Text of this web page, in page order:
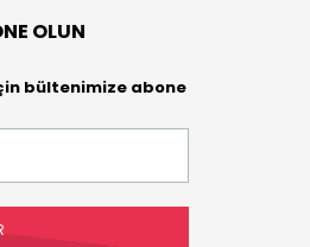
OLUN
bültenimize abone